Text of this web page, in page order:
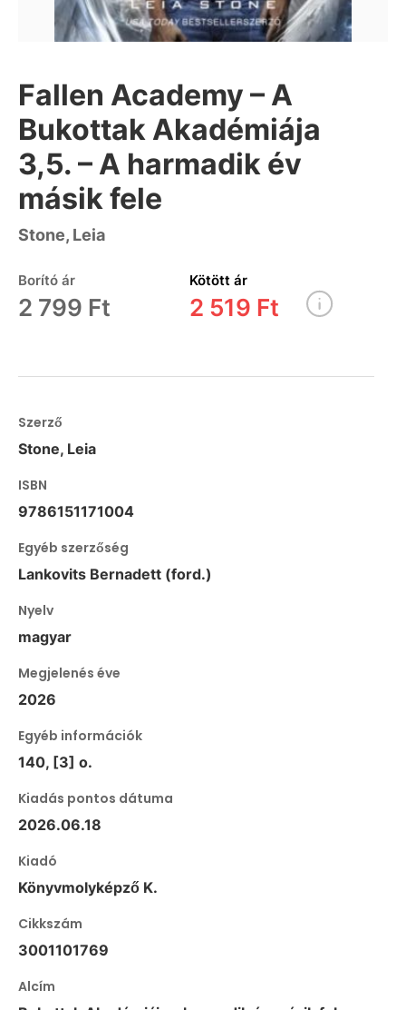
Fallen Academy – A
Bukottak Akadémiája
3,5. – A harmadik év
másik fele
Stone, Leia
Borító ár
2 799 Ft
Kötött ár
2 519 Ft
Szerző
Stone, Leia
ISBN
9786151171004
Egyéb szerzőség
Lankovits Bernadett (ford.)
Nyelv
magyar
Megjelenés éve
2026
Egyéb információk
140, [3] o.
Kiadás pontos dátuma
2026.06.18
Kiadó
Könyvmolyképző K.
Cikkszám
3001101769
Alcím